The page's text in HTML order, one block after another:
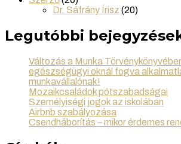
Dr. Sáfrány Írisz (20)
Legutóbbi
Változás a Munka
egészségügyi oknál fogva
munkavállalónak!
Mozaikcsaládok pótszabadságai
Személyiségi jogok az iskolában
Airbnb szabályozása
Csendháborítás – mikor érdemes